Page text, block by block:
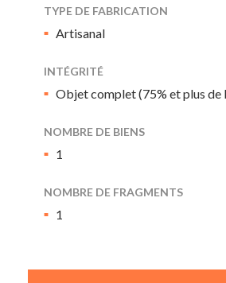
TYPE DE FABRICATION
Artisanal
INTÉGRITÉ
Objet complet (75% et plus de
NOMBRE DE BIENS
1
NOMBRE DE FRAGMENTS
1